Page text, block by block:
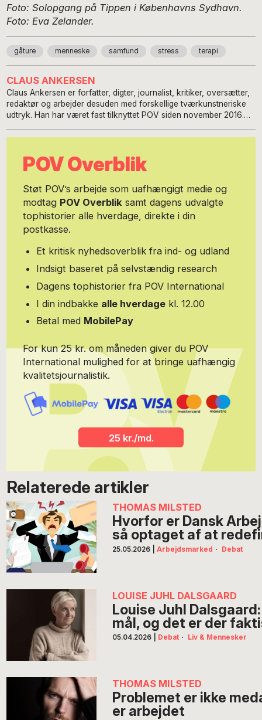
Foto: Solopgang på Tippen i Københavns Sydhavn.
Foto: Eva Zelander.
gåture menneske samfund stress terapi
CLAUS ANKERSEN
Claus Ankersen er forfatter, digter, journalist, kritiker, oversætter,
redaktør og arbejder desuden med forskellige tværkunstneriske
udtryk. Han har været fast tilknyttet POV siden november 2016.
og bestyrelsesmedlem i European Writers' Council. Han er
arbejder med et tværkunstnerisk og internationalt fokus. Udvalgt
materiale er oversat til svensk, finsk, estisk, russisk, polsk,
usbekisk, spansk, malayalam, makedonsk, græsk, tyrkisk,
portugisisk og kinesisk.
POV Overblik
Støt POV’s arbejde som uafhængigt medie og
modtag POV Overbliksamt dagens udvalgte
tophistorier alle hverdage, direkte i din
postkasse.
Et kritisk nyhedsoverblik fra ind- og udland
Indsigt baseret på selvstændig research
Dagens tophistorier fra POV International
I din indbakke alle hverdage kl. 12.00
Betal med MobilePay
For kun 25 kr. om måneden giver du POV
International mulighed for at bringe uafhængig
kvalitetsjournalistik.
25 kr./md.
Relaterede artikler
THOMAS MILSTED
Hvorfor er Dansk
så optaget af at
25.05.2026 Arbejdsmarked · Debat
LOUISE JUHL DALSGAARD
Louise Juhl
mål, og det er der
05.04.2026 Debat · Liv & Mennesker
THOMAS MILSTED
Problemet er ikke
er arbejdet